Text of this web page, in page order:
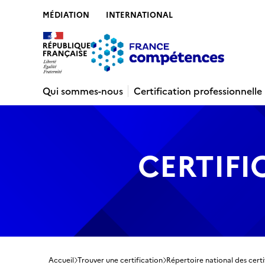
MÉDIATION INTERNATIONAL
Qui sommes-nous
Certification professionnelle
Accueil Trouver une certification Répertoire national des